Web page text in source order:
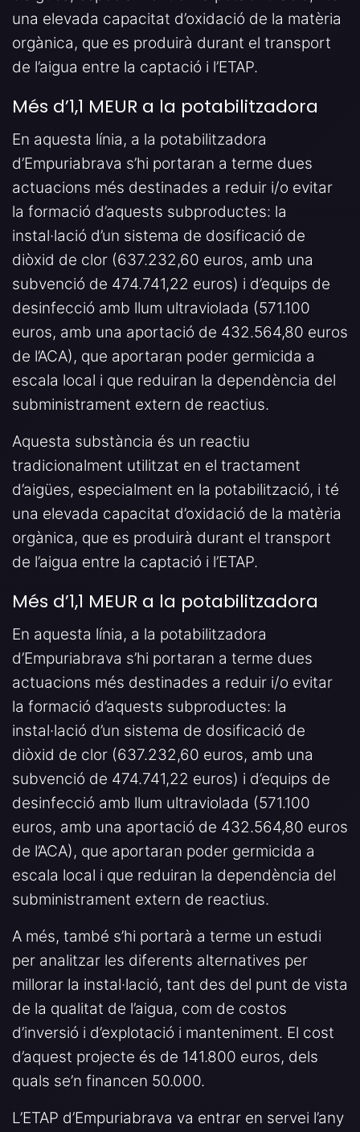
una elevada capacitat d’oxidació de la matèria
orgànica, que es produirà durant el transport
de l’aigua entre la captació i l’ETAP.
Més d’1,1 MEUR a la potabilitzadora
En aquesta línia, a la potabilitzadora
d’Empuriabrava s’hi portaran a terme dues
actuacions més destinades a reduir i/o evitar
la formació d’aquests subproductes: la
instal·lació d’un sistema de dosificació de
diòxid de clor (637.232,60 euros, amb una
subvenció de 474.741,22 euros) i d’equips de
desinfecció amb llum ultraviolada (571.100
euros, amb una aportació de 432.564,80 euros
de l’ACA), que aportaran poder germicida a
escala local i que reduiran la dependència del
subministrament extern de reactius.
Aquesta substància és un reactiu
tradicionalment utilitzat en el tractament
d’aigües, especialment en la potabilització, i té
una elevada capacitat d’oxidació de la matèria
orgànica, que es produirà durant el transport
de l’aigua entre la captació i l’ETAP.
Més d’1,1 MEUR a la potabilitzadora
En aquesta línia, a la potabilitzadora
d’Empuriabrava s’hi portaran a terme dues
actuacions més destinades a reduir i/o evitar
la formació d’aquests subproductes: la
instal·lació d’un sistema de dosificació de
diòxid de clor (637.232,60 euros, amb una
subvenció de 474.741,22 euros) i d’equips de
desinfecció amb llum ultraviolada (571.100
euros, amb una aportació de 432.564,80 euros
de l’ACA), que aportaran poder germicida a
escala local i que reduiran la dependència del
subministrament extern de reactius.
A més, també s’hi portarà a terme un estudi
per analitzar les diferents alternatives per
millorar la instal·lació, tant des del punt de vista
de la qualitat de l’aigua, com de costos
d’inversió i d’explotació i manteniment. El cost
d’aquest projecte és de 141.800 euros, dels
quals se’n financen 50.000.
L’ETAP d’Empuriabrava va entrar en servei l’any